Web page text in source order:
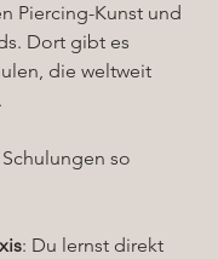
Piercing-Kunst und
Dort gibt es
die weltweit
so
: Du lernst direkt